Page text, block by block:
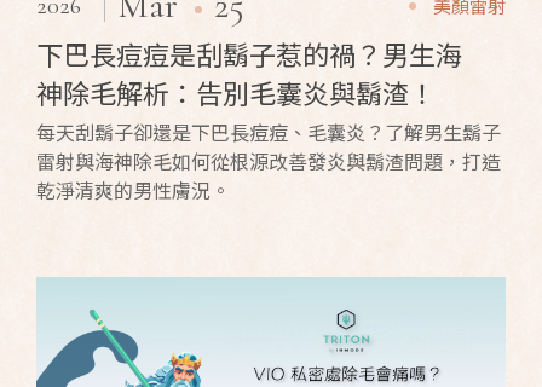
美顏雷射
下巴長痘痘是刮鬍子惹的禍？男生海
神除毛解析：告別毛囊炎與鬍渣！
每天刮鬍子卻還是下巴長痘痘、毛囊炎？了解男生鬍子
雷射與海神除毛如何從根源改善發炎與鬍渣問題，打造
乾淨清爽的男性膚況。